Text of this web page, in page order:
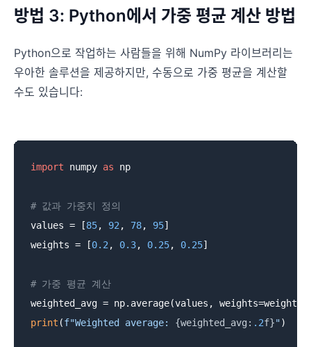
방법 3: Python에서 가중 평균 계산 방법
Python으로 작업하는 사람들을 위해 NumPy 라이브러리는
우아한 솔루션을 제공하지만, 수동으로 가중 평균을 계산할
수도 있습니다:
import numpy as np
# 값과 가중치 정의
values = [85, 92, 78, 95]
weights = [0.2, 0.3, 0.25, 0.25]
# 가중 평균 계산
print (f"Weighted average: {weighted_avg: .2f}")